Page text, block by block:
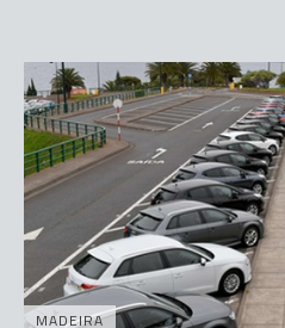
MADEIRA